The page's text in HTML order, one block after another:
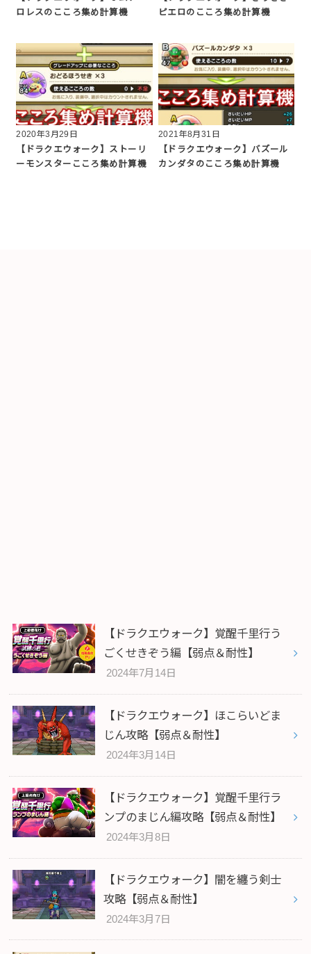
ロレスのこころ集め計算機
ピエロのこころ集め計算機
2020年3月29日
【ドラクエウォーク】ストーリ
ーモンスターこころ集め計算機
2021年8月31日
【ドラクエウォーク】バズール
カンダタのこころ集め計算機
【ドラクエウォーク】覚醒千里行う
ごくせきぞう編【弱点＆耐性】
2024年7月14日
【ドラクエウォーク】ほこらいどま
じん攻略【弱点＆耐性】
2024年3月14日
【ドラクエウォーク】覚醒千里行ラ
ンプのまじん編攻略【弱点＆耐性】
2024年3月8日
【ドラクエウォーク】闇を纏う剣士
攻略【弱点＆耐性】
2024年3月7日